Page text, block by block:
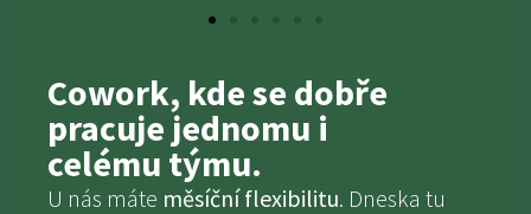
Cowork, kde se dobře
pracuje jednomu i
celému týmu.
U nás máte měsíční flexibilitu. Dneska tu